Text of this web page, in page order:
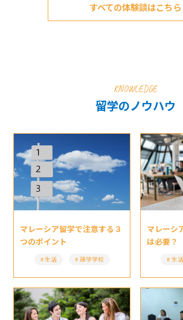
すべての体験談はこちら
KNOWLEDGE
留学のノウハウ
マレーシア留学で注意する３
つのポイント
生活 語学学校
マレーシ
は必要？
生活